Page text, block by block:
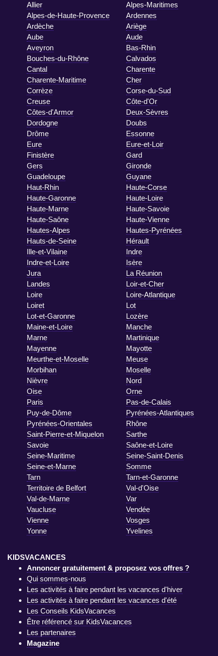
Allier
Alpes-Maritimes
Alpes-de-Haute-Provence
Ardennes
Ardèche
Ariège
Aube
Aude
Aveyron
Bas-Rhin
Bouches-du-Rhône
Calvados
Cantal
Charente
Charente-Maritime
Cher
Corrèze
Corse-du-Sud
Creuse
Côte-d'Or
Côtes-d'Armor
Deux-Sèvres
Dordogne
Doubs
Drôme
Essonne
Eure
Eure-et-Loir
Finistère
Gard
Gers
Gironde
Guadeloupe
Guyane
Haut-Rhin
Haute-Corse
Haute-Garonne
Haute-Loire
Haute-Marne
Haute-Savoie
Haute-Saône
Haute-Vienne
Hautes-Alpes
Hautes-Pyrénées
Hauts-de-Seine
Hérault
Ille-et-Vilaine
Indre
Indre-et-Loire
Isère
Jura
La Réunion
Landes
Loir-et-Cher
Loire
Loire-Atlantique
Loiret
Lot
Lot-et-Garonne
Lozère
Maine-et-Loire
Manche
Marne
Martinique
Mayenne
Mayotte
Meurthe-et-Moselle
Meuse
Morbihan
Moselle
Nièvre
Nord
Oise
Orne
Paris
Pas-de-Calais
Puy-de-Dôme
Pyrénées-Atlantiques
Pyrénées-Orientales
Rhône
Saint-Pierre-et-Miquelon
Sarthe
Savoie
Saône-et-Loire
Seine-Maritime
Seine-Saint-Denis
Seine-et-Marne
Somme
Tarn
Tarn-et-Garonne
Territoire de Belfort
Val-d'Oise
Val-de-Marne
Var
Vaucluse
Vendée
Vienne
Vosges
Yonne
Yvelines
KIDSVACANCES
Annoncer gratuitement & proposez vos offres ?
Qui sommes-nous
Les activités à faire pendant les vacances d'hiver
Les activités à faire pendant les vacances d'été
Les Conseils KidsVacances
Être référencé sur KidsVacances
Les partenaires
Magazine